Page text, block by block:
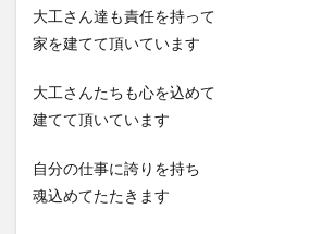
大工さん達も責任を持って
家を建てて頂いています
大工さんたちも心を込めて
建てて頂いています
自分の仕事に誇りを持ち
魂込めてたたきます